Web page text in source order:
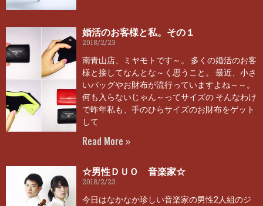
婚活のお客様と私。その１
2018/2/23
南青山店、ミヤモトです～。 多くの婚活のお客
様と接してなんとな～く思うこと。 最近、小さ
いバッグやお財布が流行っていますよね～～。
何も入らないじゃん～ってサイズの そんなわけ
で昨年私も、手のひらサイズのお財布をゲット
して
Read More »
☆男性ＤＵＯ 音楽家☆
2018/2/23
今日はなかなか珍しい音楽家の男性2人組のジ